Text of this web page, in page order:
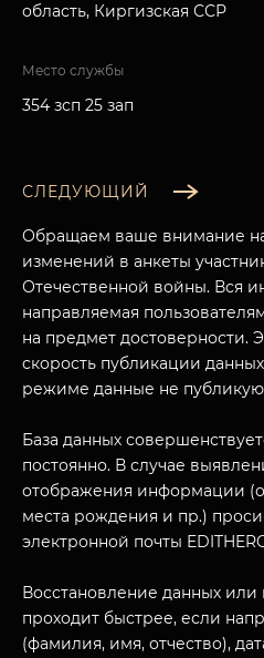
МУЗЕЙНЫЙ
область, Киргизская ССР
Место службы
354 зсп 25 зап
СЛЕДУЮЩИЙ
Обращаем ваше внимание
изменений в анкеты
Отечественной войны. Вся
направляемая
на предмет достоверности.
скорость публикации
режиме данные не
База данных
постоянно. В случае
отображения информации
места рождения и пр.)
электронной почты
Восстановление данных
проходит быстрее, если
(фамилия, имя, отчество),